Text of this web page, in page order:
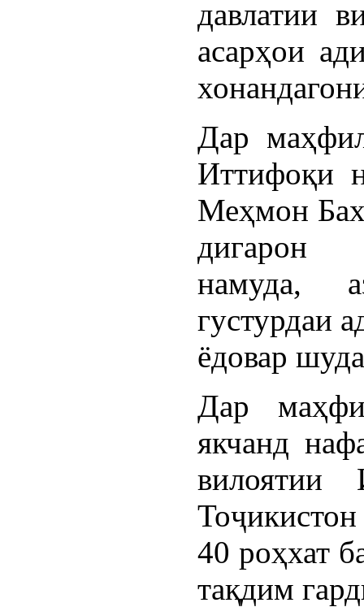
давлатии
асарҳои
Дар
Иттифоқи
Меҳмон
дигарон
намуда,
густурдаи
ёдовар
Дар
якчанд
вилоятии
40 роҳхат
тақдим